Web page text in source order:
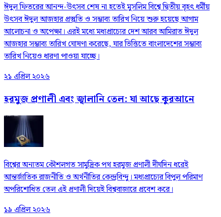
ঈদুল ফিতরের আনন্দ-উৎসব শেষ না হতেই মুসলিম বিশ্বে দ্বিতীয় বৃহৎ ধর্মীয়
উৎসব ঈদুল আজহার প্রস্তুতি ও সম্ভাব্য তারিখ নিয়ে শুরু হয়েছে আগাম
আলোচনা ও অপেক্ষা। এরই মধ্যে মধ্যপ্রাচ্যের দেশ আরব আমিরাত ঈদুল
আজহার সম্ভাব্য তারিখ ঘোষণা করেছে, যার ভিত্তিতে বাংলাদেশের সম্ভাব্য
তারিখ নিয়েও ধারণা পাওয়া যাচ্ছে।
২১ এপ্রিল ২০২৬
হরমুজ প্রণালী এবং জ্বালানি তেল: যা আছে কুরআনে
বিশ্বের অন্যতম কৌশলগত সামুদ্রিক পথ হরমুজ প্রণালী দীর্ঘদিন ধরেই
আন্তর্জাতিক রাজনীতি ও অর্থনীতির কেন্দ্রবিন্দু। মধ্যপ্রাচ্যের বিপুল পরিমাণ
অপরিশোধিত তেল এই প্রণালী দিয়েই বিশ্ববাজারে প্রবেশ করে।
১৯ এপ্রিল ২০২৬